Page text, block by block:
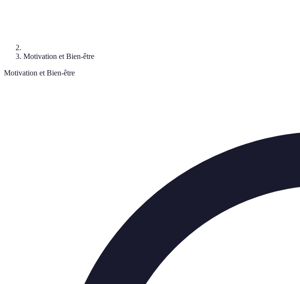
Motivation et Bien-être
Motivation et Bien-être